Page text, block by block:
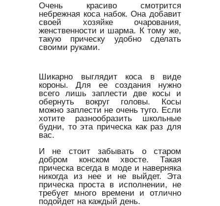
Очень красиво смотрится
небрежная коса набок. Она добавит
своей хозяйке очарования,
женственности и шарма. К тому же,
такую прическу удобно сделать
своими руками.
Шикарно выглядит коса в виде
короны. Для ее создания нужно
всего лишь заплести две косы и
обернуть вокруг головы. Косы
можно заплести не очень туго. Если
хотите разнообразить школьные
будни, то эта прическа как раз для
вас.
И не стоит забывать о старом
добром конском хвосте. Такая
прическа всегда в моде и наверняка
никогда из нее и не выйдет. Эта
прическа проста в исполнении, не
требует много времени и отлично
подойдет на каждый день.